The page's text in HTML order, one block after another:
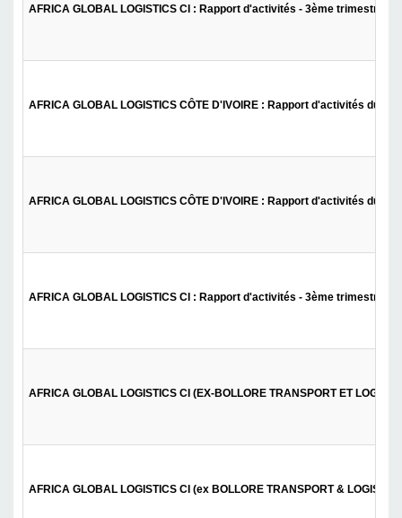
AFRICA GLOBAL LOGISTICS CI : Rapport d'activités - 3ème trimestre
AFRICA GLOBAL LOGISTICS CÔTE D'IVOIRE : Rapport d'activités du
AFRICA GLOBAL LOGISTICS CÔTE D'IVOIRE : Rapport d'activités du
AFRICA GLOBAL LOGISTICS CI : Rapport d'activités - 3ème trimestre
AFRICA GLOBAL LOGISTICS CI (EX-BOLLORE TRANSPORT ET
AFRICA GLOBAL LOGISTICS CI (ex BOLLORE TRANSPORT &